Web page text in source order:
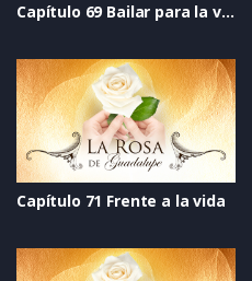
Capítulo 69 Bailar para la vida
Capítulo 71 Frente a la vida